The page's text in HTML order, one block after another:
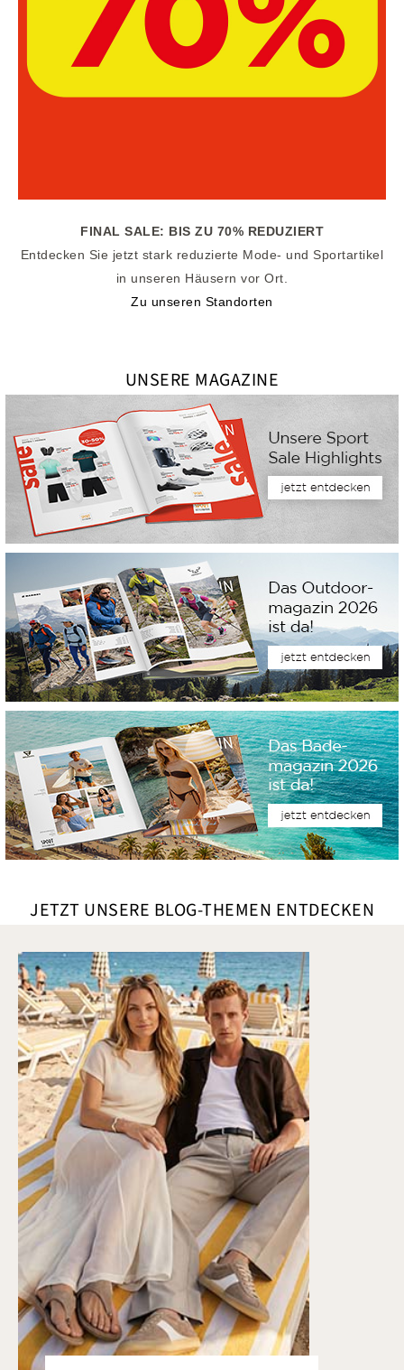
FINAL SALE: BIS ZU 70% REDUZIERT
Entdecken Sie jetzt stark reduzierte Mode- und Sportartikel
in unseren Häusern vor Ort.
Zu unseren Standorten
UNSERE MAGAZINE
JETZT UNSERE BLOG-THEMEN ENTDECKEN